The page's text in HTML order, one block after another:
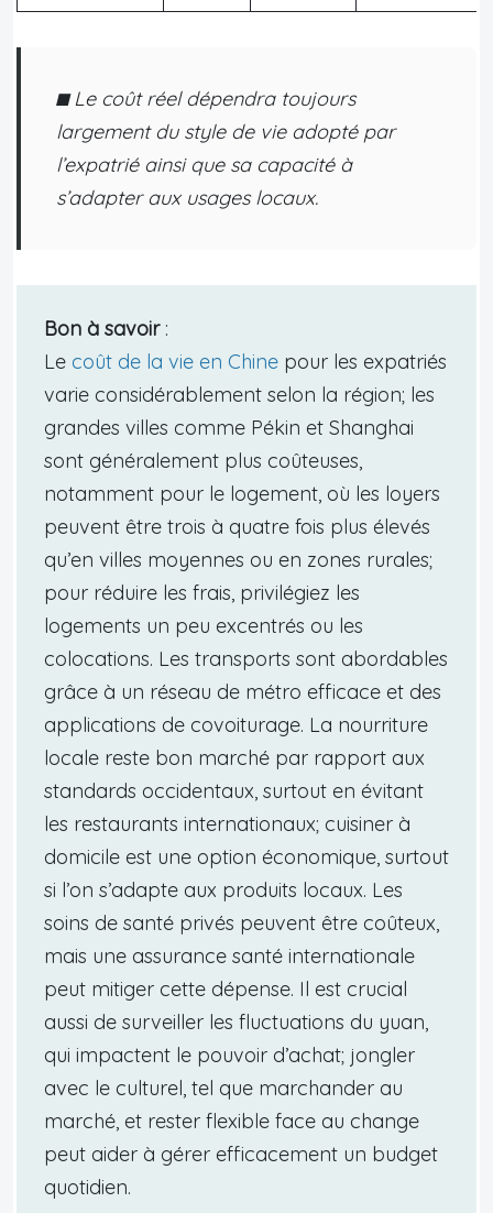
⬛︎Le coût réel dépendra toujours
largement du style de vie adopté par
l’expatrié ainsi que sa capacité à
s’adapter aux usages locaux.
Bon à savoir:
Le coût de la vie en Chine pour les expatriés
varie considérablement selon la région; les
grandes villes comme Pékin et Shanghai
sont généralement plus coûteuses,
notamment pour le logement, où les loyers
peuvent être trois à quatre fois plus élevés
qu’en villes moyennes ou en zones rurales;
pour réduire les frais, privilégiez les
logements un peu excentrés ou les
colocations. Les transports sont abordables
grâce à un réseau de métro efficace et des
applications de covoiturage. La nourriture
locale reste bon marché par rapport aux
standards occidentaux, surtout en évitant
les restaurants internationaux; cuisiner à
domicile est une option économique, surtout
si l’on s’adapte aux produits locaux. Les
soins de santé privés peuvent être coûteux,
mais une assurance santé internationale
peut mitiger cette dépense. Il est crucial
aussi de surveiller les fluctuations du yuan,
qui impactent le pouvoir d’achat; jongler
avec le culturel, tel que marchander au
marché, et rester flexible face au change
peut aider à gérer efficacement un budget
quotidien.